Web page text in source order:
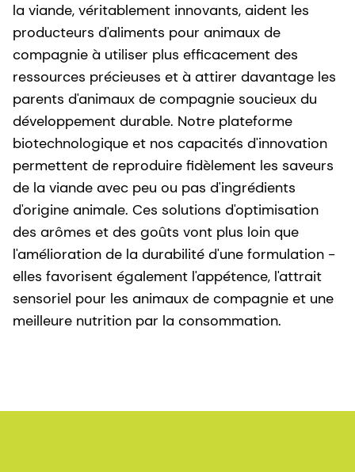
la viande, véritablement innovants, aident les
producteurs d'aliments pour animaux de
compagnie à utiliser plus efficacement des
ressources précieuses et à attirer davantage les
parents d'animaux de compagnie soucieux du
développement durable. Notre plateforme
biotechnologique et nos capacités d'innovation
permettent de reproduire fidèlement les saveurs
de la viande avec peu ou pas d'ingrédients
d'origine animale. Ces solutions d'optimisation
des arômes et des goûts vont plus loin que
l'amélioration de la durabilité d'une formulation -
elles favorisent également l'appétence, l'attrait
sensoriel pour les animaux de compagnie et une
meilleure nutrition par la consommation.